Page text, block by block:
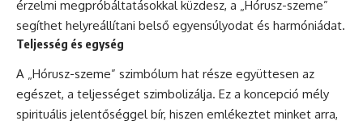
érzelmi megpróbáltatásokkal küzdesz, a „Hórusz-szeme”
segíthet helyreállítani belső egyensúlyodat és harmóniádat.
Teljesség és egység
A „Hórusz-szeme” szimbólum hat része együttesen az
egészet, a teljességet szimbolizálja. Ez a koncepció mély
spirituális jelentőséggel bír, hiszen emlékeztet minket arra,